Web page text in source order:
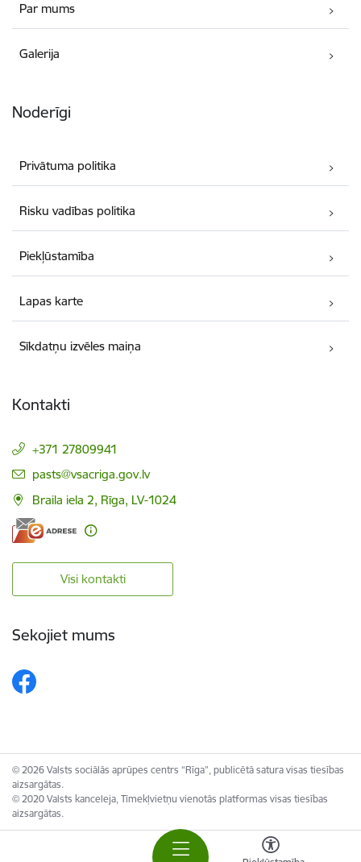
Par mums
Galerija
Noderīgi
Privātuma politika
Risku vadības politika
Piekļūstamība
Lapas karte
Sīkdatņu izvēles maiņa
Kontakti
+371 27809941
E-pasts:
pasts@vsacriga.gov.lv
Braila iela 2, Rīga, LV-1024
Visi kontakti
Sekojiet mums
© 2026 Valsts sociālās aprūpes centrs “Rīga”, publicētā satura visas tiesības
aizsargātas.
© 2020 Valsts kanceleja, Tīmekļvietņu vienotās platformas visas tiesības
aizsargātas.